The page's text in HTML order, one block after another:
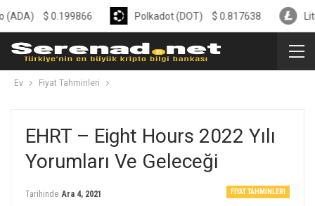
Ev Fiyat Tahminleri
EHRT – Eight Hours 2022 Yılı
Yorumları Ve Geleceği
FIYAT TAHMINLERI
Tarihinde Ara 4, 2021
$0.199866 Polkadot (DOT) $0.817638 Litecoin